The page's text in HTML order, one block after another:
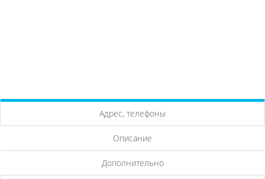
Адрес, телефоны
Описание
Дополнительно